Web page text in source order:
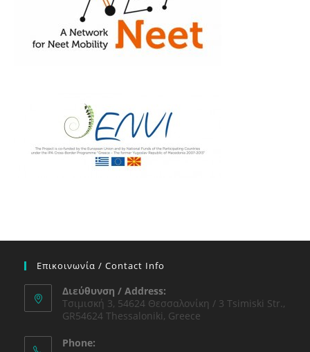
Επικοινωνία / Contact Info
Διεύθυνση / Address:
Τσιμισκή 3, 54624 Θεσσαλονίκη / 3 Tsimiski Str.,
GR54624 Thessaloniki, Greece
Phone: